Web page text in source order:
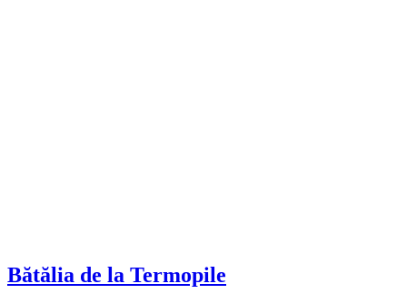
Bătălia de la Termopile